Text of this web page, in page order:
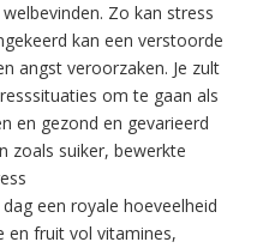
Zo kan stress
kan een verstoorde
angst veroorzaken. Je zult
om te gaan als
en gezond en gevarieerd
zoals suiker, bewerkte
een royale hoeveelheid
en fruit vol vitamines,